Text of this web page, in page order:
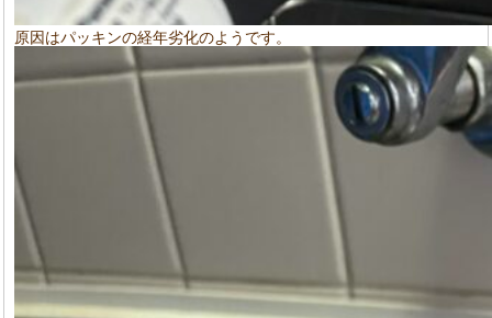
原因はパッキンの経年劣化のようです。